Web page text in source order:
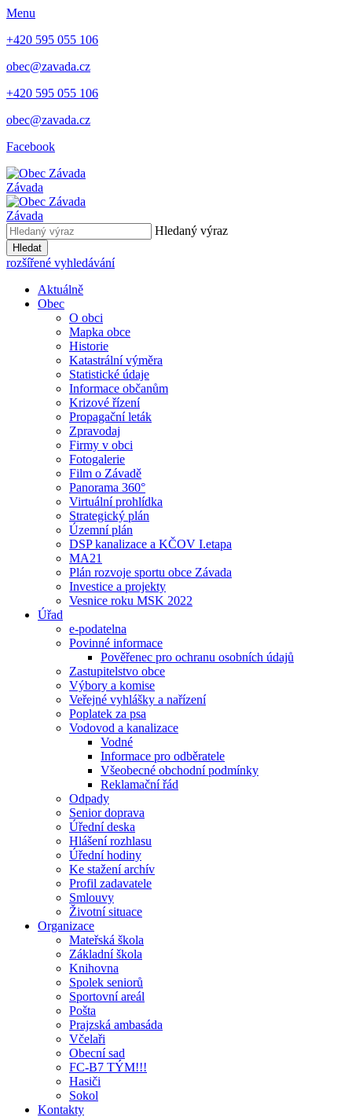
Menu
+420 595 055 106
obec@zavada.cz
+420 595 055 106
obec@zavada.cz
Facebook
Závada
Závada
Hledaný výraz
Hledat
rozšířené vyhledávání
Aktuálně
Obec
O obci
Mapka obce
Historie
Katastrální výměra
Statistické údaje
Informace občanům
Krizové řízení
Propagační leták
Zpravodaj
Firmy v obci
Fotogalerie
Film o Závadě
Panorama 360°
Virtuální prohlídka
Strategický plán
Územní plán
DSP kanalizace a KČOV I.etapa
MA21
Plán rozvoje sportu obce Závada
Investice a projekty
Vesnice roku MSK 2022
Úřad
e-podatelna
Povinné informace
Pověřenec pro ochranu osobních údajů
Zastupitelstvo obce
Výbory a komise
Veřejné vyhlášky a nařízení
Poplatek za psa
Vodovod a kanalizace
Vodné
Informace pro odběratele
Všeobecné obchodní podmínky
Reklamační řád
Odpady
Senior doprava
Úřední deska
Hlášení rozhlasu
Úřední hodiny
Ke stažení archív
Profil zadavatele
Smlouvy
Životní situace
Organizace
Mateřská škola
Základní škola
Knihovna
Spolek seniorů
Sportovní areál
Pošta
Prajzská ambasáda
Včelaři
Obecní sad
FC-B7 TÝM!!!
Hasiči
Sokol
Kontakty